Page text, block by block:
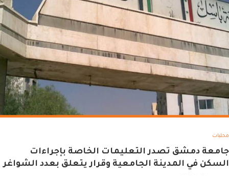
محليات
جامعة دمشق تصدر التعليمات الخاصة بإجراءات
السكن في المدينة الجامعية وقرار يتعلق بعدد الشواغر